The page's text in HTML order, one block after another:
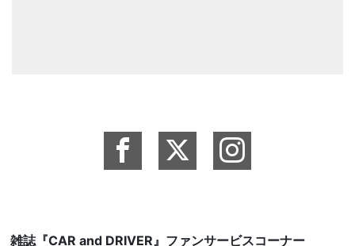
雑誌『CAR and DRIVER』ファンサービスコーナー